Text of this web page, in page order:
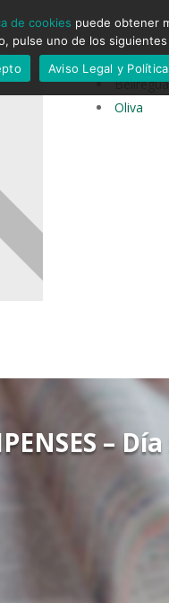
Oliva
– Día
de cookies puede obtener
pulse uno de los
Aviso Legal y